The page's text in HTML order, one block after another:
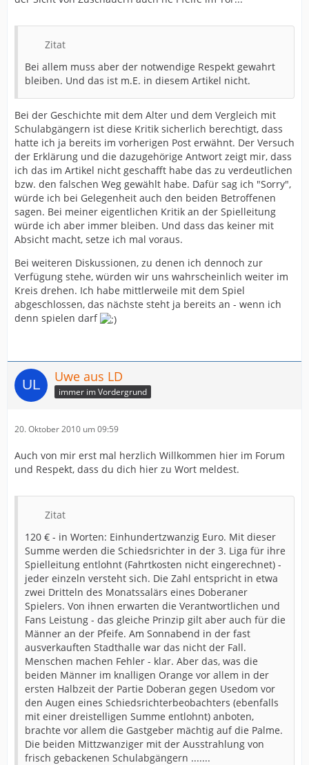
Zitat
Bei allem muss aber der notwendige Respekt gewahrt
bleiben. Und das ist m.E. in diesem Artikel nicht.
Bei der Geschichte mit dem Alter und dem Vergleich mit
Schulabgängern ist diese Kritik sicherlich berechtigt, dass
hatte ich ja bereits im vorherigen Post erwähnt. Der Versuch
der Erklärung und die dazugehörige Antwort zeigt mir, dass
ich das im Artikel nicht geschafft habe das zu verdeutlichen
bzw. den falschen Weg gewählt habe. Dafür sag ich "Sorry",
würde ich bei Gelegenheit auch den beiden Betroffenen
sagen. Bei meiner eigentlichen Kritik an der Spielleitung
würde ich aber immer bleiben. Und dass das keiner mit
Absicht macht, setze ich mal voraus.
Bei weiteren Diskussionen, zu denen ich dennoch zur
Verfügung stehe, würden wir uns wahrscheinlich weiter im
Kreis drehen. Ich habe mittlerweile mit dem Spiel
abgeschlossen, das nächste steht ja bereits an - wenn ich
denn spielen darf
Uwe aus LD
immer im Vordergrund
20. Oktober 2010 um 09:59
Auch von mir erst mal herzlich Willkommen hier im Forum
und Respekt, dass du dich hier zu Wort meldest.
Zitat
120 € - in Worten: Einhundertzwanzig Euro. Mit dieser
Summe werden die Schiedsrichter in der 3. Liga für ihre
Spielleitung entlohnt (Fahrtkosten nicht eingerechnet) -
jeder einzeln versteht sich. Die Zahl entspricht in etwa
zwei Dritteln des Monatssalärs eines Doberaner
Spielers. Von ihnen erwarten die Verantwortlichen und
Fans Leistung - das gleiche Prinzip gilt aber auch für die
Männer an der Pfeife. Am Sonnabend in der fast
ausverkauften Stadthalle war das nicht der Fall.
Menschen machen Fehler - klar. Aber das, was die
beiden Männer im knalligen Orange vor allem in der
ersten Halbzeit der Partie Doberan gegen Usedom vor
den Augen eines Schiedsrichterbeobachters (ebenfalls
mit einer dreistelligen Summe entlohnt) anboten,
brachte vor allem die Gastgeber mächtig auf die Palme.
Die beiden Mittzwanziger mit der Ausstrahlung von
frisch gebackenen Schulabgängern .......